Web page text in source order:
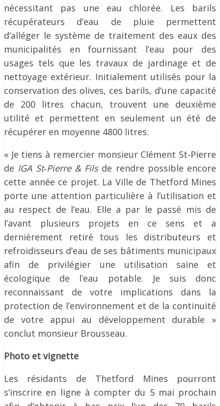
nécessitant pas une eau chlorée. Les barils
récupérateurs d’eau de pluie permettent
d’alléger le système de traitement des eaux des
municipalités en fournissant l’eau pour des
usages tels que les travaux de jardinage et de
nettoyage extérieur. Initialement utilisés pour la
conservation des olives, ces barils, d’une capacité
de 200 litres chacun, trouvent une deuxième
utilité et permettent en seulement un été de
récupérer en moyenne 4800 litres.
« Je tiens à remercier monsieur Clément St‐Pierre
de IGA St‐Pierre & Fils de rendre possible encore
cette année ce projet. La Ville de Thetford Mines
porte une attention particulière à l’utilisation et
au respect de l’eau. Elle a par le passé mis de
l’avant plusieurs projets en ce sens et a
dernièrement retiré tous les distributeurs et
refroidisseurs d’eau de ses bâtiments municipaux
afin de privilégier une utilisation saine et
écologique de l’eau potable. Je suis donc
reconnaissant de votre implications dans la
protection de l’environnement et de la continuité
de votre appui au développement durable »
conclut monsieur Brousseau.
Photo et vignette
Les résidants de Thetford Mines pourront
s’inscrire en ligne à compter du 5 mai prochain